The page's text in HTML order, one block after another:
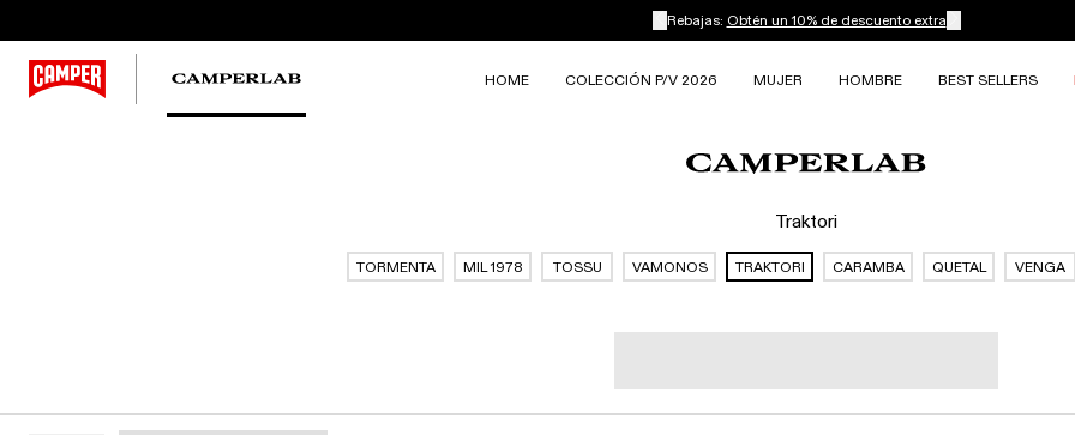
Rebajas: Obtén un 10% de descuento extra
HOME COLECCIÓN P/V 2026 MUJER HOMBRE BEST SELLERS
Traktori
TORMENTA MIL 1978 TOSSU VAMONOS TRAKTORI CARAMBA QUETAL VENGA